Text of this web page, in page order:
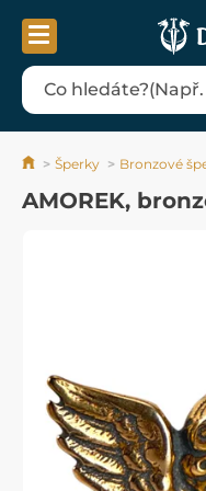
Šperky Bronzové
AMOREK,